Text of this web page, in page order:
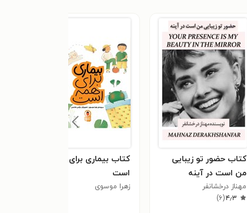
کتاب حضور تو زیبایی
من است در آینه
(دوزبانه)
مهناز درخشانفر
۴٫۳(۶)
کتاب بیماری برای همه
است
زهرا موسوی